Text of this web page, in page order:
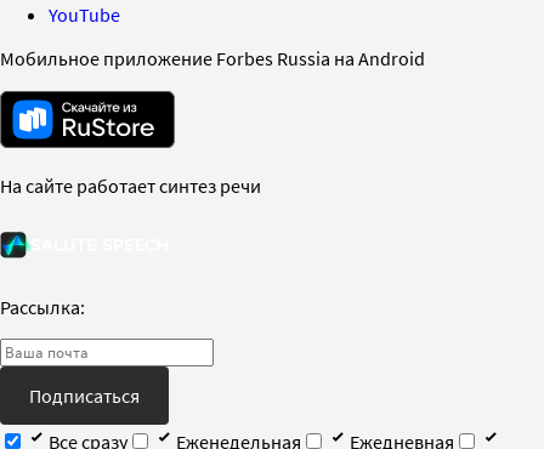
YouTube
Мобильное приложение Forbes Russia на Android
На сайте работает синтез речи
Рассылка:
Подписаться
Все сразу
Еженедельная
Ежедневная